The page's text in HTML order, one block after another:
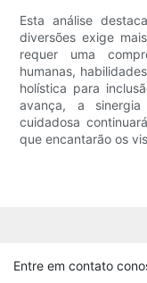
Esta análise
diversões exige
requer uma
humanas,
holística para
avança, a
cuidadosa
que encantarão os
Entre em contato